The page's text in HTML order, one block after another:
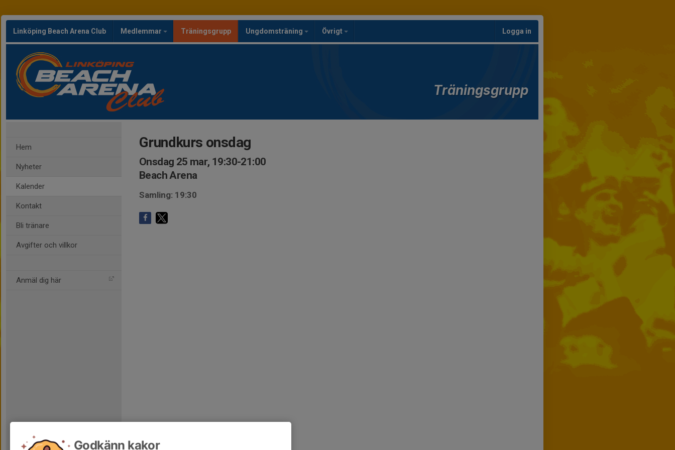
Linköping Beach Arena Club Medlemmar Träningsgrupp Ungdomsträning Övrigt Logga in
Träningsgrupp
Hem
Nyheter
Kalender
Kontakt
Bli tränare
Avgifter och villkor
Anmäl dig här
Grundkurs onsdag
Onsdag 25 mar, 19:30-21:00
Beach Arena
Samling: 19:30
Godkänn kakor